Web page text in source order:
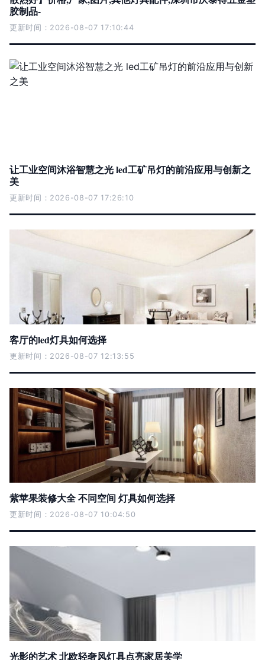
胶制品-
更新时间：2026-08-07 17:10:44
让工业空间沐浴智慧之光 led工矿吊灯的前沿应用与创新之
美
更新时间：2026-08-07 17:26:10
客厅的led灯具如何选择
更新时间：2026-08-07 12:13:55
紫苹果装修大全 不同空间 灯具如何选择
更新时间：2026-08-07 10:04:50
光影的艺术 北欧轻奢风灯具点亮家居美学